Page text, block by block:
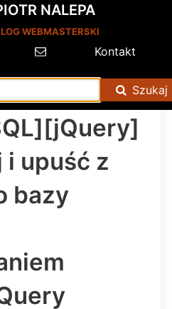
i upuść z
bazy
NALEPA
WEBMASTERSKI
Kontakt
Szukaj